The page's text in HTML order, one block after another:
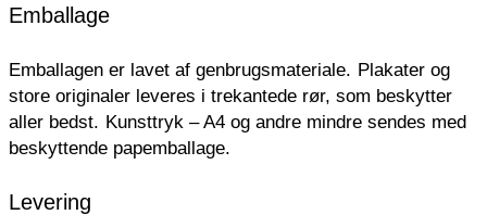
Emballage
Emballagen er lavet af genbrugsmateriale. Plakater og
store originaler leveres i trekantede rør, som beskytter
aller bedst. Kunsttryk – A4 og andre mindre sendes med
beskyttende papemballage.
Levering